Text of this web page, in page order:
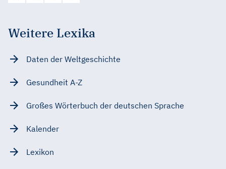
Weitere Lexika
Daten der Weltgeschichte
Gesundheit A-Z
Großes Wörterbuch der deutschen Sprache
Kalender
Lexikon